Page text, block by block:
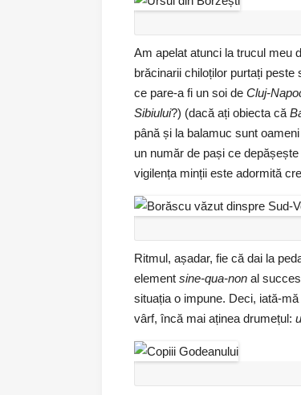
Am apelat atunci la trucul meu
brăcinarii chiloților purtați
ce pare-a fi un soi de Cluj-
Sibiului?) (dacă ați obiecta că
până și la balamuc sunt
un număr de pași ce
vigilența minții este adormită
Ritmul, așadar, fie că dai la
element sine-qua-non al
situația o impune. Deci, iată-
vârf, încă mai aținea drumețul: